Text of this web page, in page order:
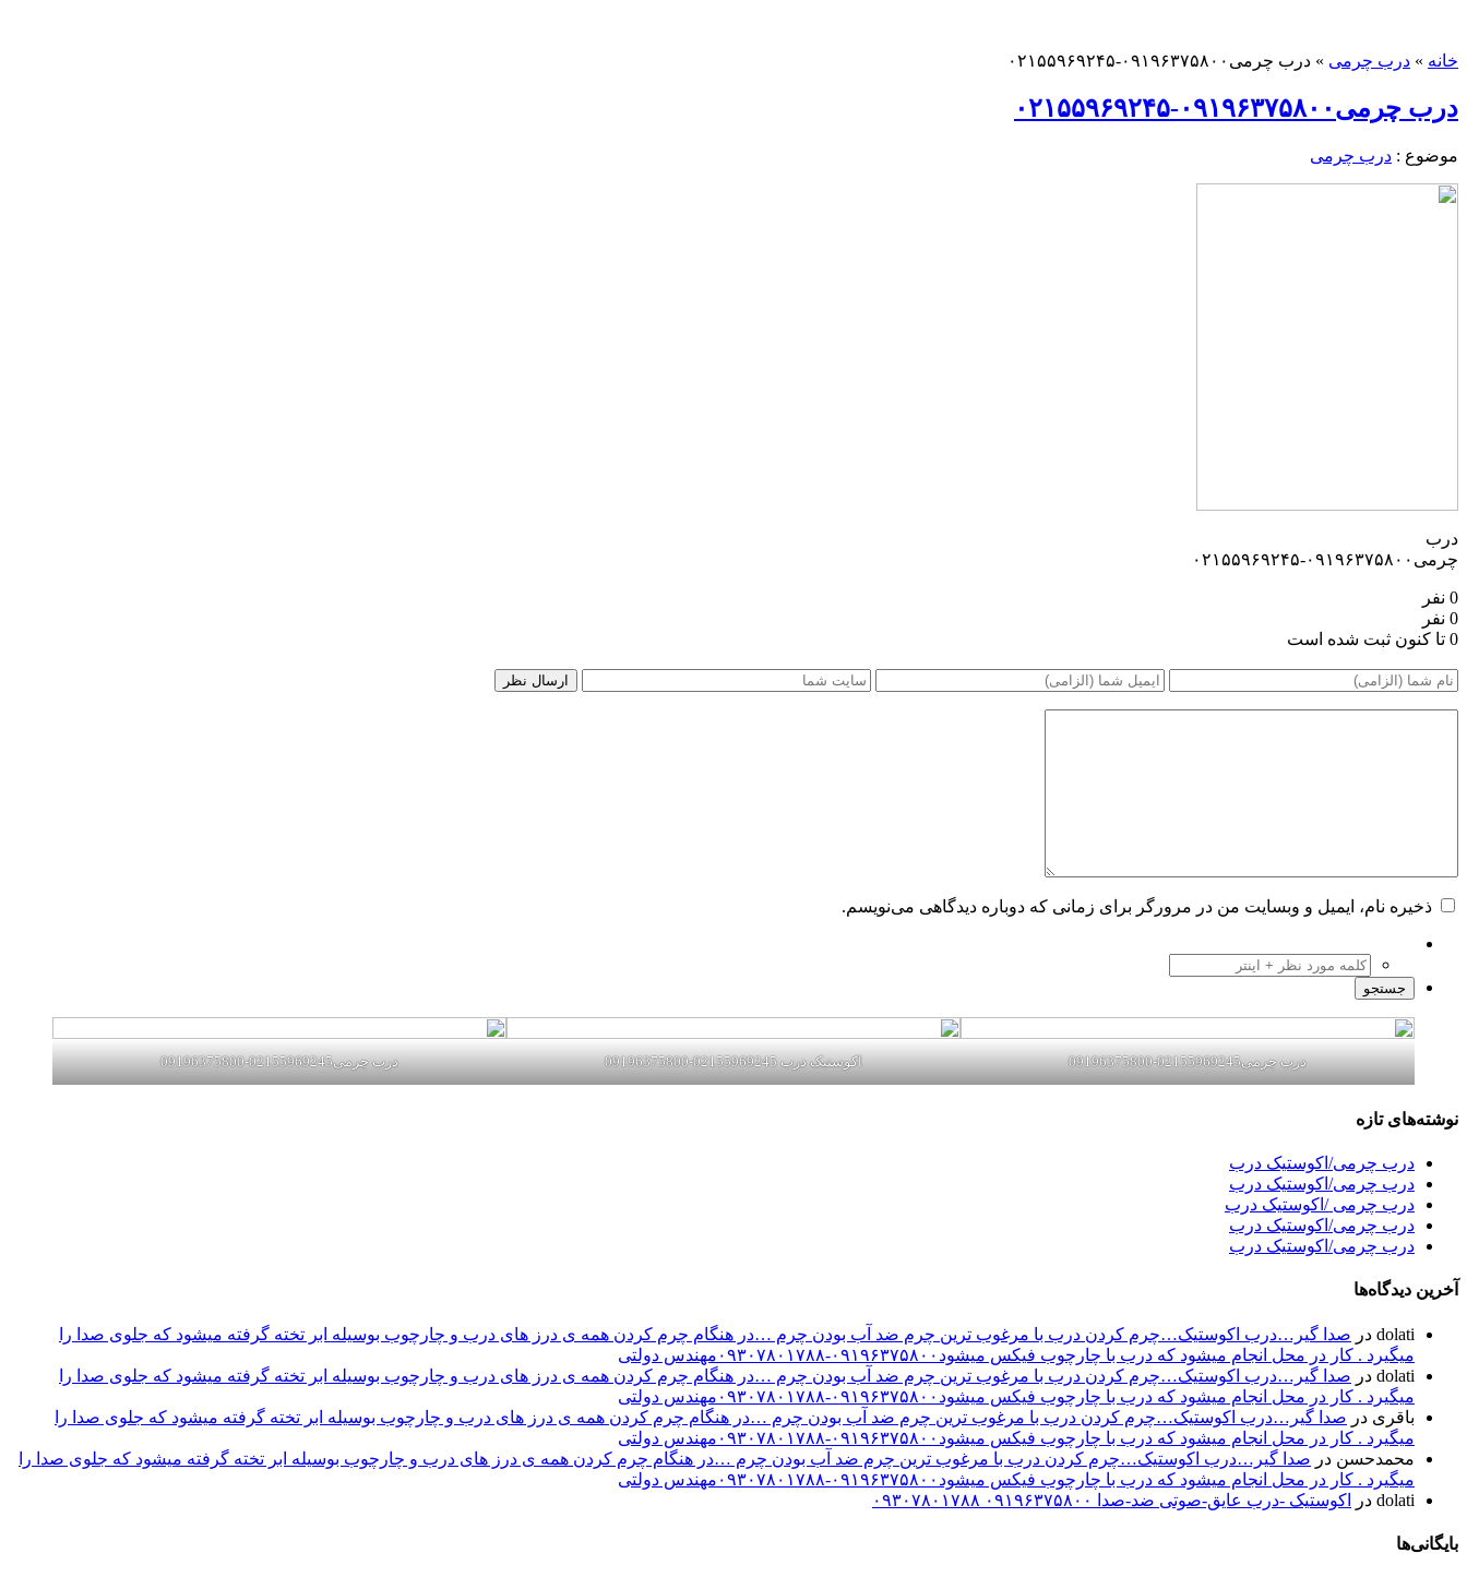
خانه » درب چرمی » درب چرمی۰۹۱۹۶۳۷۵۸۰۰-۰۲۱۵۵۹۶۹۲۴۵
درب چرمی۰۹۱۹۶۳۷۵۸۰۰-۰۲۱۵۵۹۶۹۲۴۵
موضوع : درب چرمی
درب
چرمی۰۹۱۹۶۳۷۵۸۰۰-۰۲۱۵۵۹۶۹۲۴۵
0 نفر
0 نفر
0 تا کنون ثبت شده است
ذخیره نام، ایمیل و وبسایت من در مرورگر برای زمانی که دوباره دیدگاهی می‌نویسم.
درب چرمی02155969245-09196375800 اکوستیک درب 02155969245-09196375800 درب چرمی02155969245-09196375800
نوشته‌های تازه
درب چرمی/اکوستیک درب
درب چرمی/اکوستیک درب
درب چرمی /اکوستیک درب
درب چرمی/اکوستیک درب
درب چرمی/اکوستیک درب
آخرین دیدگاه‌ها
dolati در صدا گیر…درب اکوستیک…چرم کردن درب با مرغوب ترین چرم ضد آب بودن چرم …در هنگام چرم کردن همه ی درز های درب و چارچوب بوسیله ابر تخته گرفته میشود که جلوی صدا را
میگیرد . کار در محل انجام میشود که درب با چارچوب فیکس میشود۰۹۱۹۶۳۷۵۸۰۰-۰۹۳۰۷۸۰۱۷۸۸مهندس دولتی
dolati در صدا گیر…درب اکوستیک…چرم کردن درب با مرغوب ترین چرم ضد آب بودن چرم …در هنگام چرم کردن همه ی درز های درب و چارچوب بوسیله ابر تخته گرفته میشود که جلوی صدا را
میگیرد . کار در محل انجام میشود که درب با چارچوب فیکس میشود۰۹۱۹۶۳۷۵۸۰۰-۰۹۳۰۷۸۰۱۷۸۸مهندس دولتی
باقری در صدا گیر…درب اکوستیک…چرم کردن درب با مرغوب ترین چرم ضد آب بودن چرم …در هنگام چرم کردن همه ی درز های درب و چارچوب بوسیله ابر تخته گرفته میشود که جلوی صدا را
میگیرد . کار در محل انجام میشود که درب با چارچوب فیکس میشود۰۹۱۹۶۳۷۵۸۰۰-۰۹۳۰۷۸۰۱۷۸۸مهندس دولتی
محمدحسن در صدا گیر…درب اکوستیک…چرم کردن درب با مرغوب ترین چرم ضد آب بودن چرم …در هنگام چرم کردن همه ی درز های درب و چارچوب بوسیله ابر تخته گرفته میشود که جلوی صدا را
میگیرد . کار در محل انجام میشود که درب با چارچوب فیکس میشود۰۹۱۹۶۳۷۵۸۰۰-۰۹۳۰۷۸۰۱۷۸۸مهندس دولتی
dolati در اکوستیک -درب عایق-صوتی ضد-صدا ۰۹۱۹۶۳۷۵۸۰۰ ۰۹۳۰۷۸۰۱۷۸۸
بایگانی‌ها